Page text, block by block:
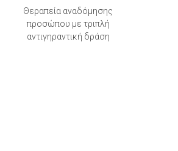
Θεραπεία αναδόμησης
προσώπου με τριπλή
αντιγηραντική δράση